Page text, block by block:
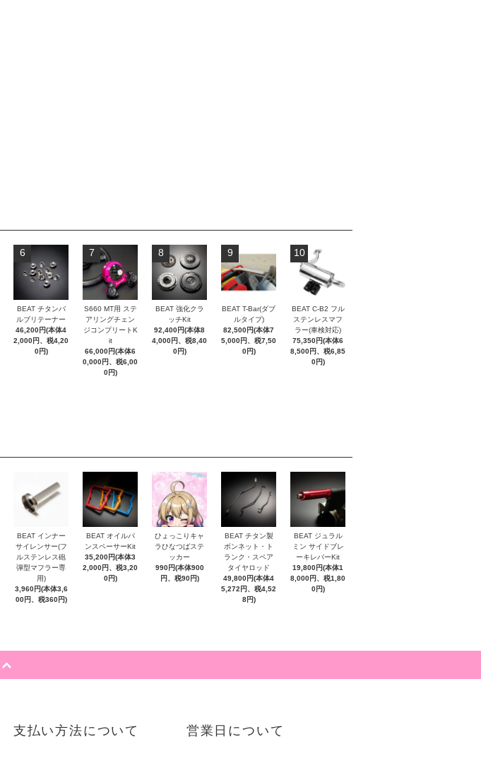
6
BEAT チタンバ
ルブリテーナー
46,200円(本体4
2,000円、税4,20
0円)
7
S660 MT用 ステ
アリングチェン
ジコンプリートK
it
66,000円(本体6
0,000円、税6,00
0円)
8
BEAT 強化クラ
ッチKit
92,400円(本体8
4,000円、税8,40
0円)
9
BEAT T-Bar(ダブ
ルタイプ)
82,500円(本体7
5,000円、税7,50
0円)
10
BEAT C-B2 フル
ステンレスマフ
ラー(車検対応)
75,350円(本体6
8,500円、税6,85
0円)
BEAT インナー
サイレンサー(フ
ルステンレス砲
弾型マフラー専
用)
3,960円(本体3,6
00円、税360円)
BEAT オイルパ
ンスペーサーKit
35,200円(本体3
2,000円、税3,20
0円)
ひょっこりキャ
ラひなつばステ
ッカー
990円(本体900
円、税90円)
BEAT チタン製
ボンネット・ト
ランク・スペア
タイヤロッド
49,800円(本体4
5,272円、税4,52
8円)
BEAT ジュラル
ミン サイドブレ
ーキレバーKit
19,800円(本体1
8,000円、税1,80
0円)
支払い方法について 営業日について